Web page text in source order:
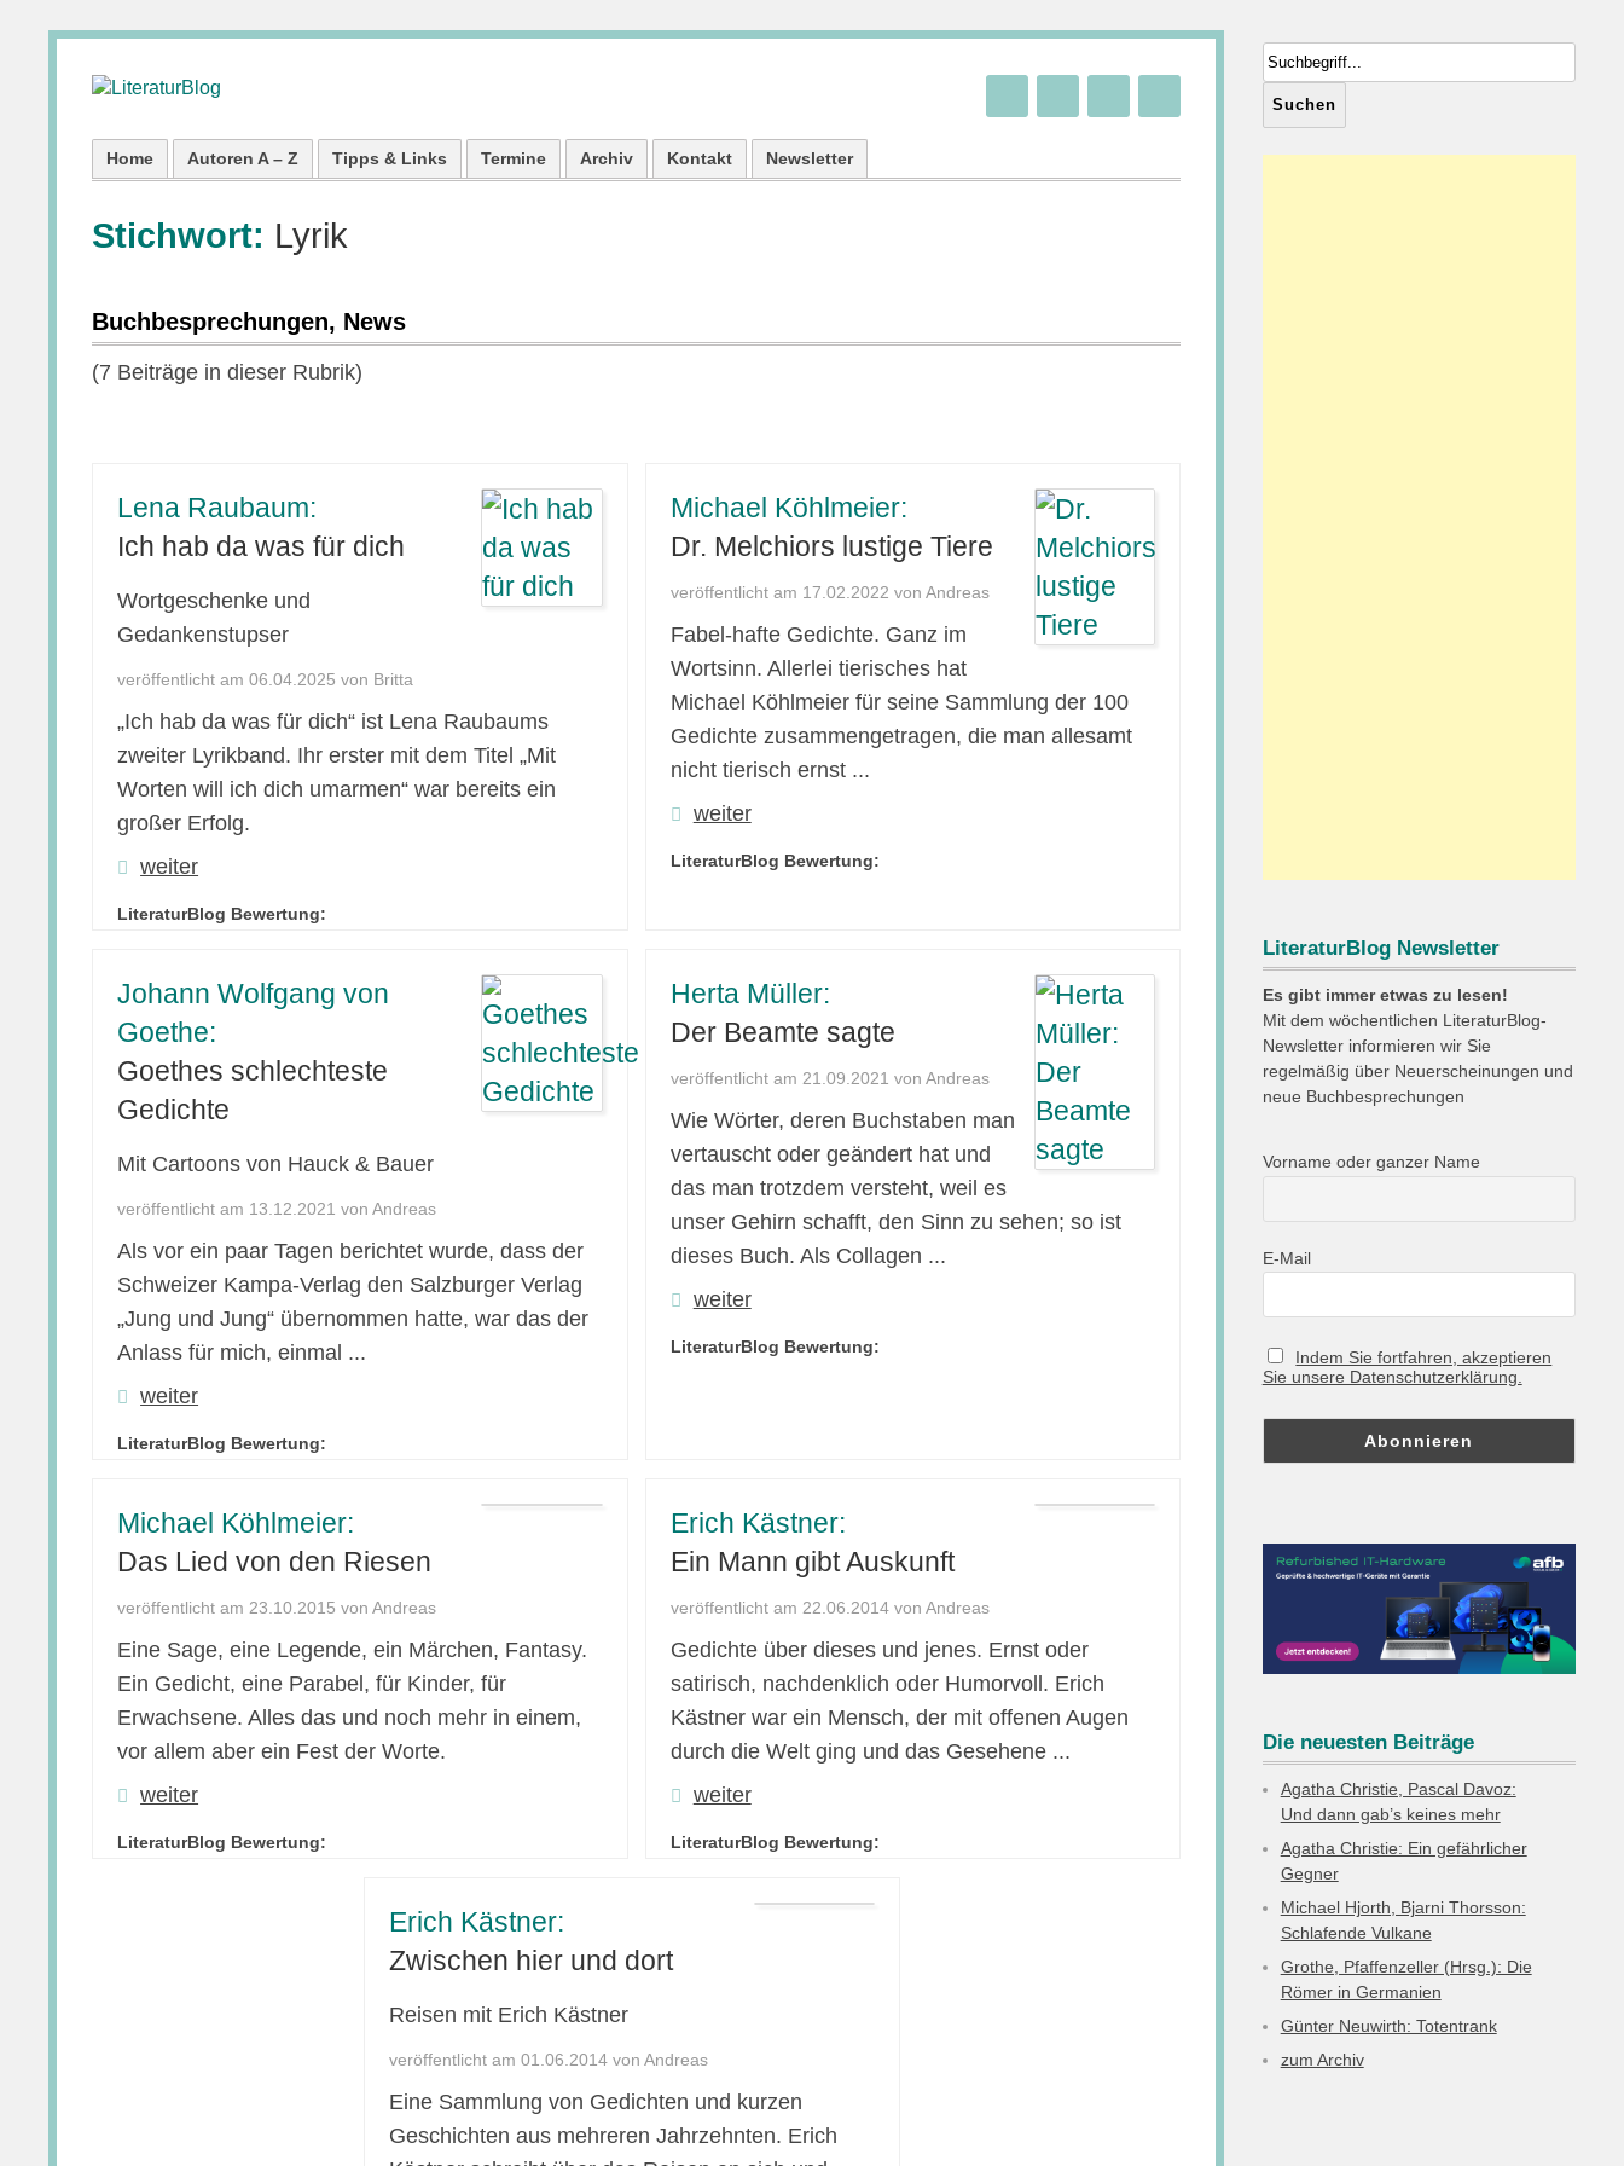
Home Autoren A – Z Tipps & Links Termine Archiv Kontakt Newsletter
Stichwort: Lyrik
Buchbesprechungen, News
(7 Beiträge in dieser Rubrik)
Lena Raubaum:
Ich hab da was für dich
Wortgeschenke und
Gedankenstupser
veröffentlicht am 06.04.2025 von Britta
„Ich hab da was für dich“ ist Lena Raubaums
zweiter Lyrikband. Ihr erster mit dem Titel „Mit
Worten will ich dich umarmen“ war bereits ein
großer Erfolg.
weiter
LiteraturBlog Bewertung:
Michael Köhlmeier:
Dr. Melchiors lustige Tiere
veröffentlicht am 17.02.2022 von Andreas
Fabel-hafte Gedichte. Ganz im
Wortsinn. Allerlei tierisches hat
Michael Köhlmeier für seine Sammlung der 100
Gedichte zusammengetragen, die man allesamt
nicht tierisch ernst ...
weiter
LiteraturBlog Bewertung:
Johann Wolfgang von
Goethe:
Goethes schlechteste
Gedichte
Mit Cartoons von Hauck & Bauer
veröffentlicht am 13.12.2021 von Andreas
Als vor ein paar Tagen berichtet wurde, dass der
Schweizer Kampa-Verlag den Salzburger Verlag
„Jung und Jung“ übernommen hatte, war das der
Anlass für mich, einmal ...
weiter
LiteraturBlog Bewertung:
Herta Müller:
Der Beamte sagte
veröffentlicht am 21.09.2021 von Andreas
Wie Wörter, deren Buchstaben man
vertauscht oder geändert hat und
das man trotzdem versteht, weil es
unser Gehirn schafft, den Sinn zu sehen; so ist
dieses Buch. Als Collagen ...
weiter
LiteraturBlog Bewertung:
Michael Köhlmeier:
Das Lied von den Riesen
veröffentlicht am 23.10.2015 von Andreas
Eine Sage, eine Legende, ein Märchen, Fantasy.
Ein Gedicht, eine Parabel, für Kinder, für
Erwachsene. Alles das und noch mehr in einem,
vor allem aber ein Fest der Worte.
weiter
LiteraturBlog Bewertung:
Erich Kästner:
Ein Mann gibt Auskunft
veröffentlicht am 22.06.2014 von Andreas
Gedichte über dieses und jenes. Ernst oder
satirisch, nachdenklich oder Humorvoll. Erich
Kästner war ein Mensch, der mit offenen Augen
durch die Welt ging und das Gesehene ...
weiter
LiteraturBlog Bewertung:
Erich Kästner:
Zwischen hier und dort
Reisen mit Erich Kästner
veröffentlicht am 01.06.2014 von Andreas
Eine Sammlung von Gedichten und kurzen
Geschichten aus mehreren Jahrzehnten. Erich
LiteraturBlog Newsletter
Es gibt immer etwas zu lesen!
Mit dem wöchentlichen LiteraturBlog-
Newsletter informieren wir Sie
regelmäßig über Neuerscheinungen und
neue Buchbesprechungen
Vorname oder ganzer Name
E-Mail
Indem Sie fortfahren, akzeptieren
Sie unsere Datenschutzerklärung.
Die neuesten Beiträge
Agatha Christie, Pascal Davoz:
Und dann gab’s keines mehr
Agatha Christie: Ein gefährlicher
Gegner
Michael Hjorth, Bjarni Thorsson:
Schlafende Vulkane
Grothe, Pfaffenzeller (Hrsg.): Die
Römer in Germanien
Günter Neuwirth: Totentrank
zum Archiv